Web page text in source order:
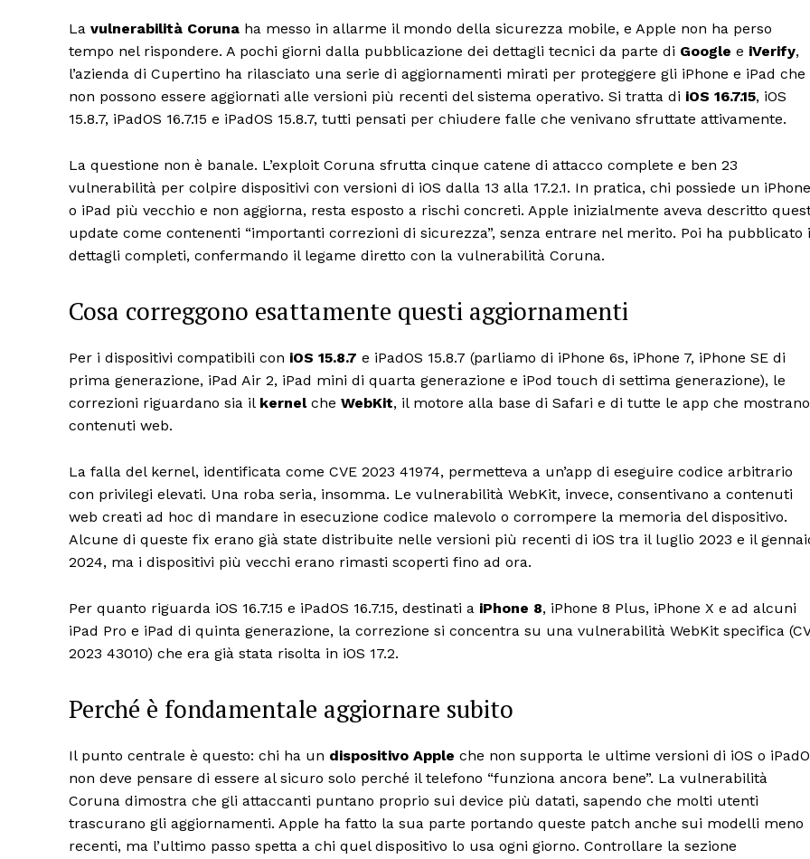
La vulnerabilità Coruna ha messo in allarme il mondo della sicurezza mobile, e Apple non ha perso
tempo nel rispondere. A pochi giorni dalla pubblicazione dei dettagli tecnici da parte di Google e iVerify,
l’azienda di Cupertino ha rilasciato una serie di aggiornamenti mirati per proteggere gli iPhone e iPad che
non possono essere aggiornati alle versioni più recenti del sistema operativo. Si tratta di iOS 16.7.15, iOS
15.8.7, iPadOS 16.7.15 e iPadOS 15.8.7, tutti pensati per chiudere falle che venivano sfruttate attivamente.
La questione non è banale. L’exploit Coruna sfrutta cinque catene di attacco complete e ben 23
vulnerabilità per colpire dispositivi con versioni di iOS dalla 13 alla 17.2.1. In pratica, chi possiede un iPhone
o iPad più vecchio e non aggiorna, resta esposto a rischi concreti. Apple inizialmente aveva descritto
update come contenenti “importanti correzioni di sicurezza”, senza entrare nel merito. Poi ha pubblicato i
dettagli completi, confermando il legame diretto con la vulnerabilità Coruna.
Cosa correggono esattamente questi aggiornamenti
Per i dispositivi compatibili con iOS 15.8.7 e iPadOS 15.8.7 (parliamo di iPhone 6s, iPhone 7, iPhone SE di
prima generazione, iPad Air 2, iPad mini di quarta generazione e iPod touch di settima generazione), le
correzioni riguardano sia il kernelche WebKit, il motore alla base di Safari e di tutte le app che mostrano
contenuti web.
La falla del kernel, identificata come CVE 2023 41974, permetteva a un’app di eseguire codice arbitrario
con privilegi elevati. Una roba seria, insomma. Le vulnerabilità WebKit, invece, consentivano a contenuti
web creati ad hoc di mandare in esecuzione codice malevolo o corrompere la memoria del dispositivo.
Alcune di queste fix erano già state distribuite nelle versioni più recenti di iOS tra il luglio 2023 e il
2024, ma i dispositivi più vecchi erano rimasti scoperti fino ad ora.
Per quanto riguarda iOS 16.7.15 e iPadOS 16.7.15, destinati a iPhone 8, iPhone 8 Plus, iPhone X e ad alcuni
iPad Pro e iPad di quinta generazione, la correzione si concentra su una vulnerabilità WebKit specifica
2023 43010) che era già stata risolta in iOS 17.2.
Perché è fondamentale aggiornare subito
Il punto centrale è questo: chi ha un dispositivo Apple che non supporta le ultime versioni di iOS o
non deve pensare di essere al sicuro solo perché il telefono “funziona ancora bene”. La vulnerabilità
Coruna dimostra che gli attaccanti puntano proprio sui device più datati, sapendo che molti utenti
trascurano gli aggiornamenti. Apple ha fatto la sua parte portando queste patch anche sui modelli meno
recenti, ma l’ultimo passo spetta a chi quel dispositivo lo usa ogni giorno. Controllare la sezione